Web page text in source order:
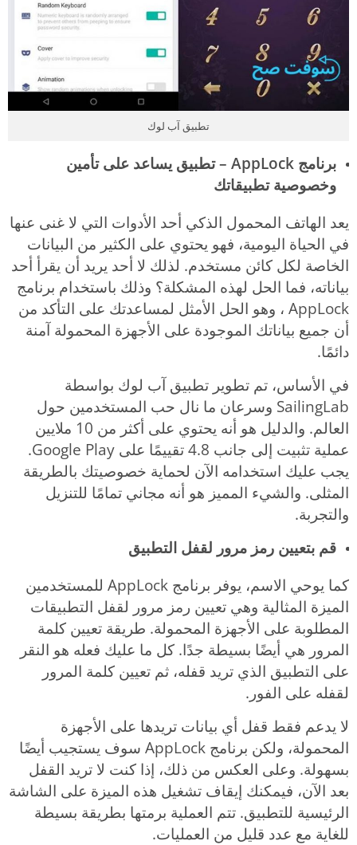
تطبيق آب لوك
برنامج AppLock – تطبيق يساعد على تأمين
وخصوصية تطبيقاتك
يعد الهاتف المحمول الذكي أحد الأدوات التي لا غنى عنها
في الحياة اليومية، فهو يحتوي على الكثير من البيانات
الخاصة لكل كائن مستخدم. لذلك لا أحد يريد أن يقرأ أحد
بياناته، فما الحل لهذه المشكلة؟ وذلك باستخدام برنامج
AppLock ، وهو الحل الأمثل لمساعدتك على التأكد من
أن جميع بياناتك الموجودة على الأجهزة المحمولة آمنة
دائمًا.
في الأساس، تم تطوير تطبيق آب لوك بواسطة
SailingLab وسرعان ما نال حب المستخدمين حول
العالم. والدليل هو أنه يحتوي على أكثر من 10 ملايين
عملية تثبيت إلى جانب 4.8 تقييمًا على Google Play.
يجب عليك استخدامه الآن لحماية خصوصيتك بالطريقة
المثلى. والشيء المميز هو أنه مجاني تمامًا للتنزيل
والتجربة.
قم بتعيين رمز مرور لقفل التطبيق
كما يوحي الاسم، يوفر برنامج AppLock للمستخدمين
الميزة المثالية وهي تعيين رمز مرور لقفل التطبيقات
المطلوبة على الأجهزة المحمولة. طريقة تعيين كلمة
المرور هي أيضًا بسيطة جدًا. كل ما عليك فعله هو النقر
على التطبيق الذي تريد قفله، ثم تعيين كلمة المرور
لقفله على الفور.
لا يدعم فقط قفل أي بيانات تريدها على الأجهزة
المحمولة، ولكن برنامج AppLock سوف يستجيب أيضًا
بسهولة. وعلى العكس من ذلك، إذا كنت لا تريد القفل
بعد الآن، فيمكنك إيقاف تشغيل هذه الميزة على الشاشة
الرئيسية للتطبيق. تتم العملية برمتها بطريقة بسيطة
للغاية مع عدد قليل من العمليات.